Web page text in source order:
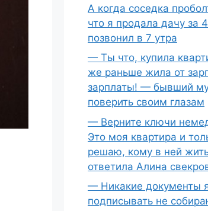
А когда соседка
что я продала дачу за
позвонил в 7 утра
— Ты что, купила
же раньше жила от
зарплаты! — бывший
поверить своим глазам
— Верните ключи
Это моя квартира и
решаю, кому в ней
ответила Алина
— Никакие документы
подписывать не